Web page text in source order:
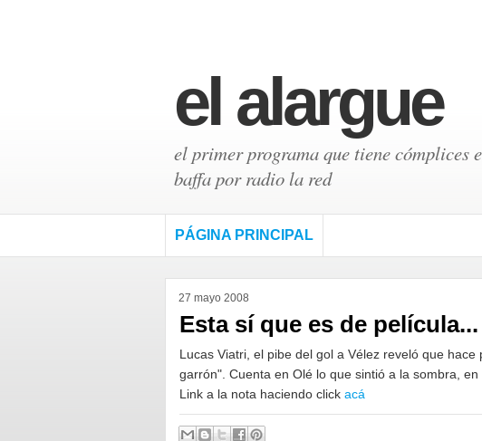
el alargue
el primer programa que tiene cómplices
baffa por radio la red
PÁGINA PRINCIPAL
27 mayo 2008
Esta sí que es de película...
Lucas Viatri, el pibe del gol a Vélez reveló que
garrón". Cuenta en Olé lo que sintió a la sombra,
Link a la nota haciendo click acá